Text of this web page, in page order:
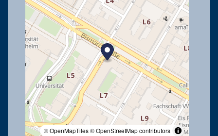
© OpenMapTiles© OpenStreetMap contributors